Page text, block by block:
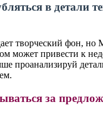
в детали
творческий фон, но
может привести к
проанализируй
за